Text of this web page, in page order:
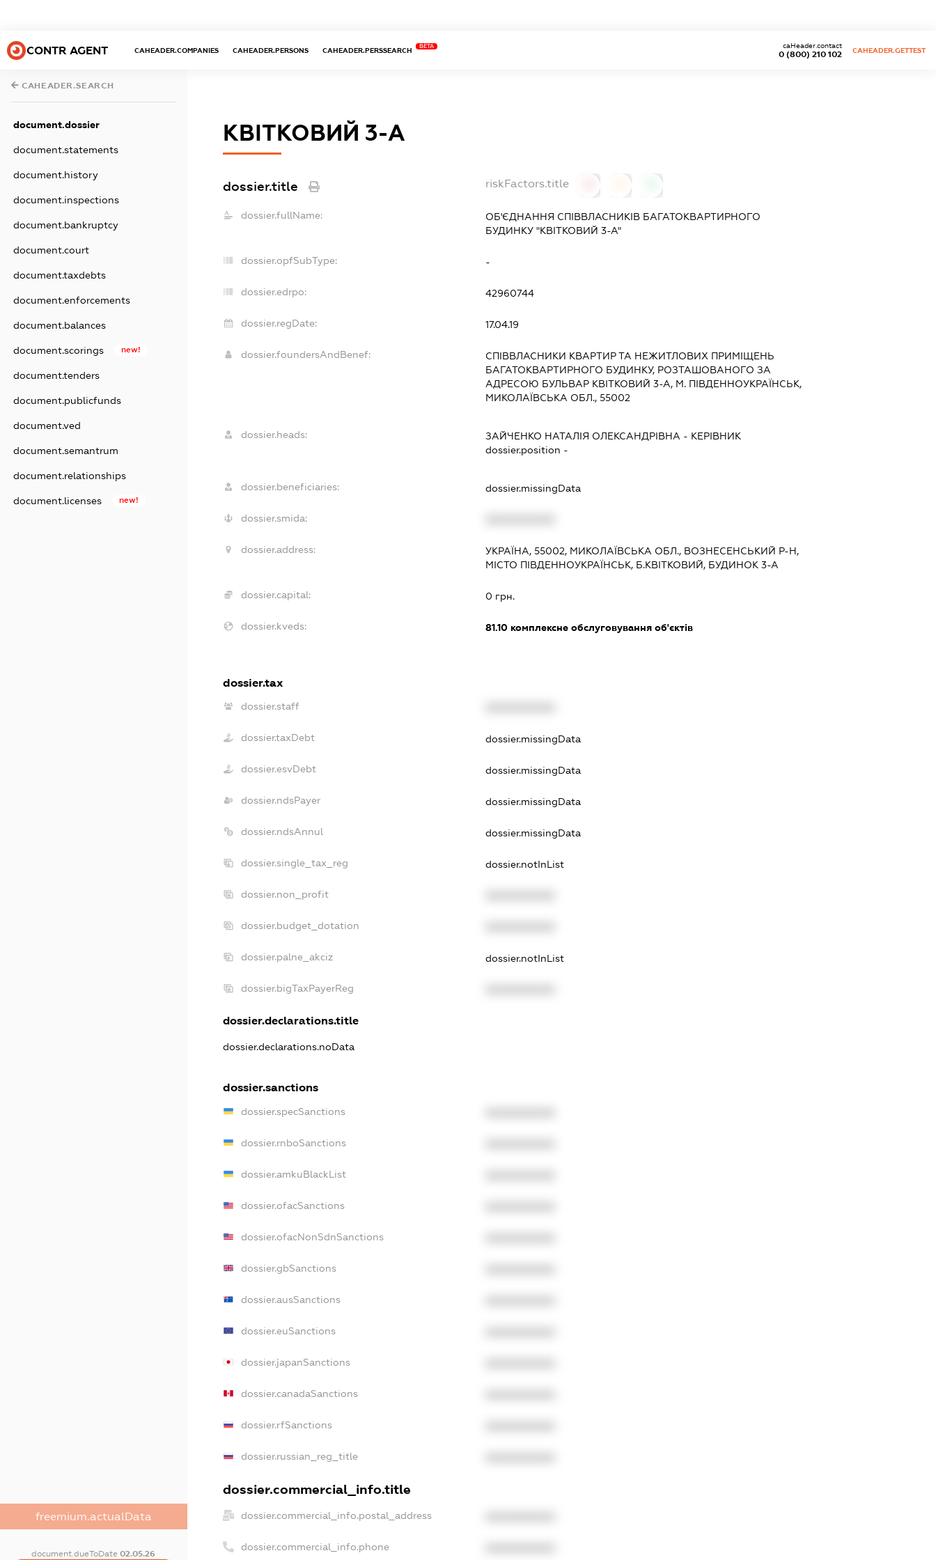
CONTR AGENT CAHEADER.COMPANIES CAHEADER.PERSONS CAHEADER.PERSSEARCH
BETA
0 (800) 210 102
caHeader.contact
CAHEADER.GETTEST
CAHEADER.SEARCH
document.dossier
document.statements
document.history
document.inspections
document.bankruptcy
document.court
document.taxdebts
document.enforcements
document.balances
document.scorings new!
document.tenders
document.publicfunds
document.ved
document.semantrum
document.relationships
document.licenses new!
freemium.actualData
document.dueToDate02.05.26
КВІТКОВИЙ 3-А
dossier.title riskFactors.title
dossier.fullName:
ОБ'ЄДНАННЯ СПІВВЛАСНИКІВ БАГАТОКВАРТИРНОГО
БУДИНКУ "КВІТКОВИЙ 3-А"
dossier.opfSubType: -
dossier.edrpo: 42960744
dossier.regDate: 17.04.19
dossier.foundersAndBenef:
СПІВВЛАСНИКИ КВАРТИР ТА НЕЖИТЛОВИХ ПРИМІЩЕНЬ
БАГАТОКВАРТИРНОГО БУДИНКУ, РОЗТАШОВАНОГО ЗА
АДРЕСОЮ БУЛЬВАР КВІТКОВИЙ 3-А, М. ПІВДЕННОУКРАЇНСЬК,
МИКОЛАЇВСЬКА ОБЛ., 55002
dossier.heads: ЗАЙЧЕНКО НАТАЛІЯ ОЛЕКСАНДРІВНА - КЕРІВНИК
dossier.position -
dossier.beneficiaries: dossier.missingData
dossier.smida:
dossier.address:
УКРАЇНА, 55002, МИКОЛАЇВСЬКА ОБЛ., ВОЗНЕСЕНСЬКИЙ Р-Н,
МІСТО ПІВДЕННОУКРАЇНСЬК, Б.КВІТКОВИЙ, БУДИНОК 3-А
dossier.capital: 0 грн.
dossier.kveds: 81.10 комплексне обслуговування об'єктів
dossier.tax
dossier.staff
dossier.taxDebt dossier.missingData
dossier.esvDebt dossier.missingData
dossier.ndsPayer dossier.missingData
dossier.ndsAnnul dossier.missingData
dossier.single_tax_reg dossier.notInList
dossier.non_profit
dossier.budget_dotation
dossier.palne_akciz dossier.notInList
dossier.bigTaxPayerReg
dossier.declarations.title
dossier.declarations.noData
dossier.sanctions
dossier.specSanctions
dossier.rnboSanctions
dossier.amkuBlackList
dossier.ofacSanctions
dossier.ofacNonSdnSanctions
dossier.gbSanctions
dossier.ausSanctions
dossier.euSanctions
dossier.japanSanctions
dossier.canadaSanctions
dossier.rfSanctions
dossier.russian_reg_title
dossier.commercial_info.title
dossier.commercial_info.postal_address
dossier.commercial_info.phone